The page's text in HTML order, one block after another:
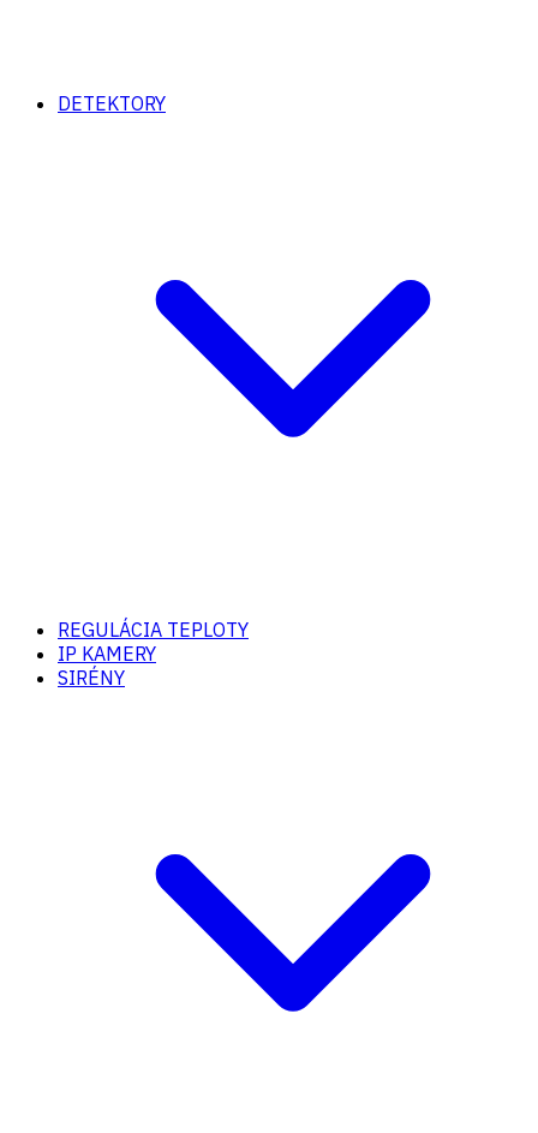
DETEKTORY
REGULÁCIA TEPLOTY
IP KAMERY
SIRÉNY